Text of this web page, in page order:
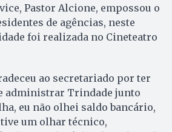
Pastor Alcione, empossou o
de agências, neste
foi realizada no Cineteatro
ao secretariado por ter
administrar Trindade junto
eu não olhei saldo bancário,
um olhar técnico,